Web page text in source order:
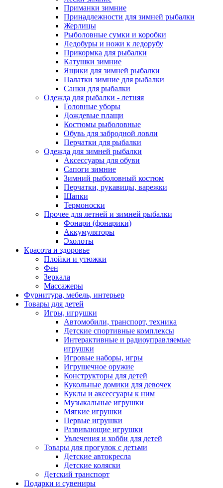
Приманки зимние
Принадлежности для зимней рыбалки
Жерлицы
Рыболовные сумки и коробки
Ледобуры и ножи к ледорубу
Прикормка для рыбалки
Катушки зимние
Ящики для зимней рыбалки
Палатки зимние для рыбалки
Санки для рыбалки
Одежда для рыбалки - летняя
Головные уборы
Дождевые плащи
Костюмы рыболовные
Обувь для забродной ловли
Перчатки для рыбалки
Одежда для зимней рыбалки
Аксессуары для обуви
Сапоги зимние
Зимний рыболовный костюм
Перчатки, рукавицы, варежки
Шапки
Термоноски
Прочее для летней и зимней рыбалки
Фонари (фонарики)
Аккумуляторы
Эхолоты
Красота и здоровье
Плойки и утюжки
Фен
Зеркала
Массажеры
Фурнитура, мебель, интерьер
Товары для детей
Игры, игрушки
Автомобили, транспорт, техника
Детские спортивные комплексы
Интерактивные и радиоуправляемые
игрушки
Игровые наборы, игры
Игрушечное оружие
Конструкторы для детей
Кукольные домики для девочек
Куклы и аксессуары к ним
Музыкальные игрушки
Мягкие игрушки
Первые игрушки
Развивающие игрушки
Увлечения и хобби для детей
Товары для прогулок с детьми
Детские автокресла
Детские коляски
Детский транспорт
Подарки и сувениры